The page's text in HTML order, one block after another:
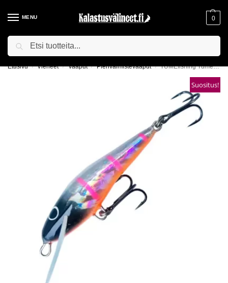
MENU 0
ILMAINEN TOIMITUS YLI 75€ TILAUKSILLE!
Etusivu / Vieheet / Vaaput / Pienvalmistevaaput / TUMEfishing Tume-vaappu Syvänne 6cm
Suositus!